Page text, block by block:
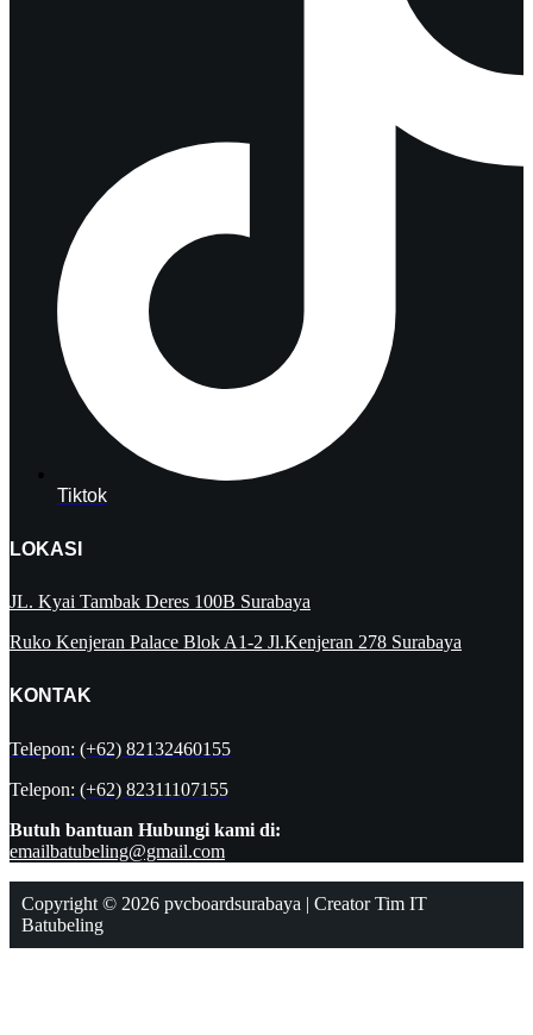
Tiktok
LOKASI
JL. Kyai Tambak Deres 100B Surabaya
Ruko Kenjeran Palace Blok A1-2 Jl.Kenjeran 278 Surabaya
KONTAK
Telepon: (+62) 82132460155
Telepon: (+62) 82311107155
Butuh bantuan Hubungi kami di:
emailbatubeling@gmail.com
Copyright © 2026 pvcboardsurabaya | Creator Tim IT
Batubeling